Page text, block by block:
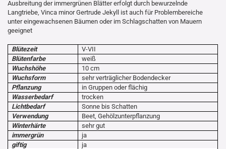
Ausbreitung der immergrünen Blätter erfolgt durch bewurzelnde
Langtriebe, Vinca minor Gertrude Jekyll ist auch für Problembereiche
unter eingewachsenen Bäumen oder im Schlagschatten von Mauern
geeignet
Blütezeit
V-VII
Blütenfarbe
weiß
Wuchshöhe
10 cm
Wuchsform
sehr verträglicher Bodendecker
Pflanzung
in Gruppen oder flächig
Wasserbedarf
trocken
Lichtbedarf
Sonne bis Schatten
Verwendung
Beet, Gehölzunterpflanzung
Winterhärte
sehr gut
immergrün
ja
giftig
ja